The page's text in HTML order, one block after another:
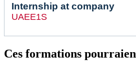
Internship at company
UAEE1S
Ces formations